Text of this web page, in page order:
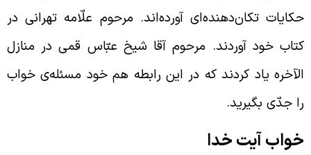
تکان‌دهنده‌ای آورده‌اند. مرحوم علّامه تهرانی در
خود آوردند. مرحوم آقا شیخ عبّاس قمی در منازل
یاد کردند که در این رابطه هم خود مسئله‌ی خواب
جدّی بگیرید.
آیت خدا